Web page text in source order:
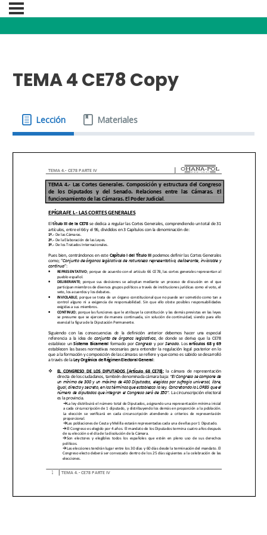
TEMA 4 CE78 Copy
Lección Materiales